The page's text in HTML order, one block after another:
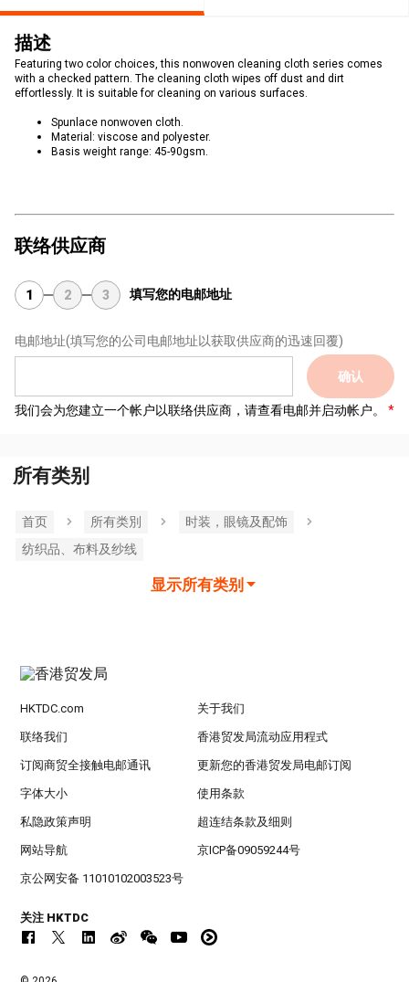
描述
Featuring two color choices, this nonwoven cleaning cloth series comes
with a checked pattern. The cleaning cloth wipes off dust and dirt
effortlessly. It is suitable for cleaning on various surfaces.
Spunlace nonwoven cloth.
Material: viscose and polyester.
Basis weight range: 45-90gsm.
联络供应商
1 2 3 填写您的电邮地址
电邮地址(填写您的公司电邮地址以获取供应商的迅速回覆)
确认
我们会为您建立一个帐户以联络供应商，请查看电邮并启动帐户。
所有类别
首页 所有类別
时装，眼镜及配饰
纺织品、布料及纱线
显示所有类别
HKTDC.com 关于我们
联络我们 香港贸发局流动应用程式
订阅商贸全接触电邮通讯 更新您的香港贸发局电邮订阅
字体大小 使用条款
私隐政策声明 超连结条款及细则
网站导航 京ICP备09059244号
京公网安备 11010102003523号
关注 HKTDC